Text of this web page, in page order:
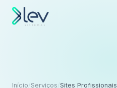
Início Serviços Sites Profissionais